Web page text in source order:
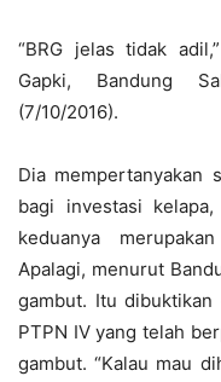
“BRG jelas tidak
Gapki, Bandung
(7/10/2016).
Dia mempertanyakan
bagi investasi
keduanya
Apalagi, menurut
gambut. Itu
PTPN IV yang telah
gambut. “Kalau mau